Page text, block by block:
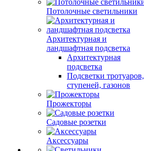
Потолочные светильники
Архитектурная и
ландшафтная подсветка
Архитектурная
подсветка
Подсветки тротуаров,
ступеней, газонов
Прожекторы
Садовые розетки
Аксессуары